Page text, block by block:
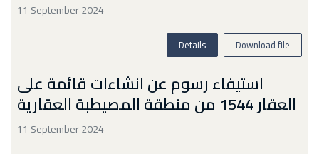
11 September 2024
Details Download file
استيفاء رسوم عن انشاءات قائمة على
العقار 1544 من منطقة المصيطبة العقارية
11 September 2024